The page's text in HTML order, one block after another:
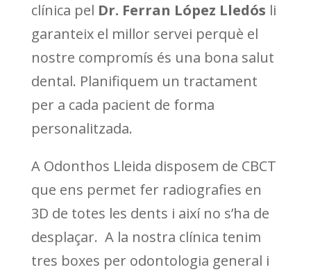
clínica pel Dr. Ferran López Lledós li
garanteix el millor servei perquè el
nostre compromís és una bona salut
dental. Planifiquem un tractament
per a cada pacient de forma
personalitzada.
A Odonthos Lleida disposem de CBCT
que ens permet fer radiografies en
3D de totes les dents i així no s’ha de
desplaçar. A la nostra clínica tenim
tres boxes per odontologia general i